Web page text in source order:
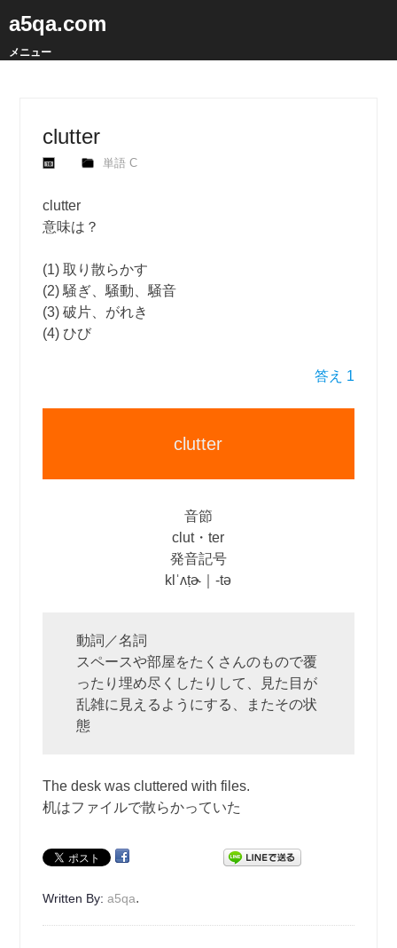
a5qa.com
メニュー
clutter
単語 C
clutter
意味は？
(1) 取り散らかす
(2) 騒ぎ、騒動、騒音
(3) 破片、がれき
(4) ひび
答え 1
clutter
音節
clut・ter
発音記号
klˈʌṭɚ｜‐tə
動詞／名詞
スペースや部屋をたくさんのもので覆
ったり埋め尽くしたりして、見た目が
乱雑に見えるようにする、またその状
態
The desk was cluttered with files.
机はファイルで散らかっていた
Written By:a5qa.